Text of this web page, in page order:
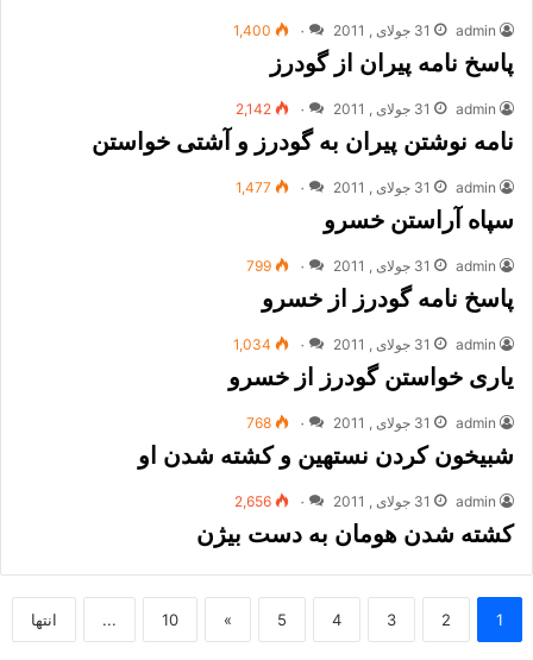
admin 31 جولای , 2011 ۰ 1,400
پاسخ نامه پیران از گودرز
admin 31 جولای , 2011 ۰ 2,142
نامه نوشتن پیران به گودرز و آشتى خواستن
admin 31 جولای , 2011 ۰ 1,477
سپاه آراستن خسرو
admin 31 جولای , 2011 ۰ 799
پاسخ نامه گودرز از خسرو
admin 31 جولای , 2011 ۰ 1,034
یارى خواستن گودرز از خسرو
admin 31 جولای , 2011 ۰ 768
شبیخون کردن نستهین و کشته شدن او
admin 31 جولای , 2011 ۰ 2,656
کشته شدن هومان به دست بیژن
1
2
3
4
5
»
10
... انتها